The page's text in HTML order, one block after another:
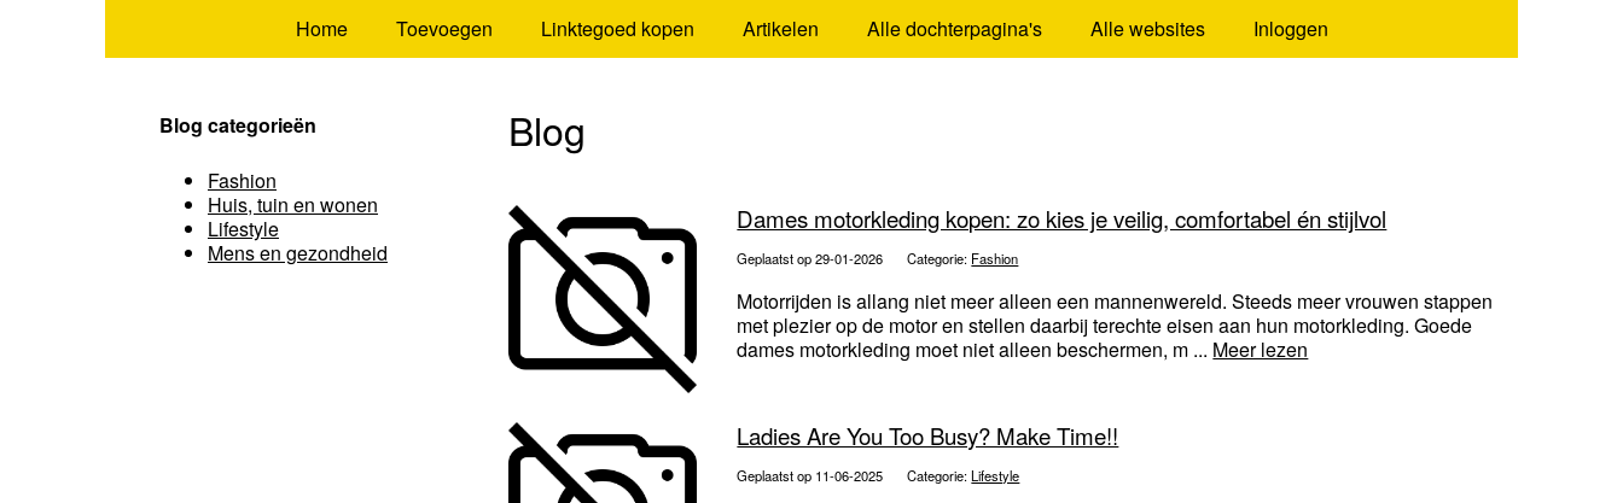
Home Toevoegen Linktegoed kopen Artikelen Alle dochterpagina's Alle websites Inloggen
Blog
Dames motorkleding kopen: zo kies je veilig, comfortabel én stijlvol
Geplaatst op 29-01-2026 Categorie: Fashion
Motorrijden is allang niet meer alleen een mannenwereld. Steeds meer vrouwen stappen
met plezier op de motor en stellen daarbij terechte eisen aan hun motorkleding. Goede
dames motorkleding moet niet alleen beschermen, m ... Meer lezen
Ladies Are You Too Busy? Make Time!!
Geplaatst op 11-06-2025 Categorie:Lifestyle
Blog categorieën
Fashion
Huis, tuin en wonen
Lifestyle
Mens en gezondheid